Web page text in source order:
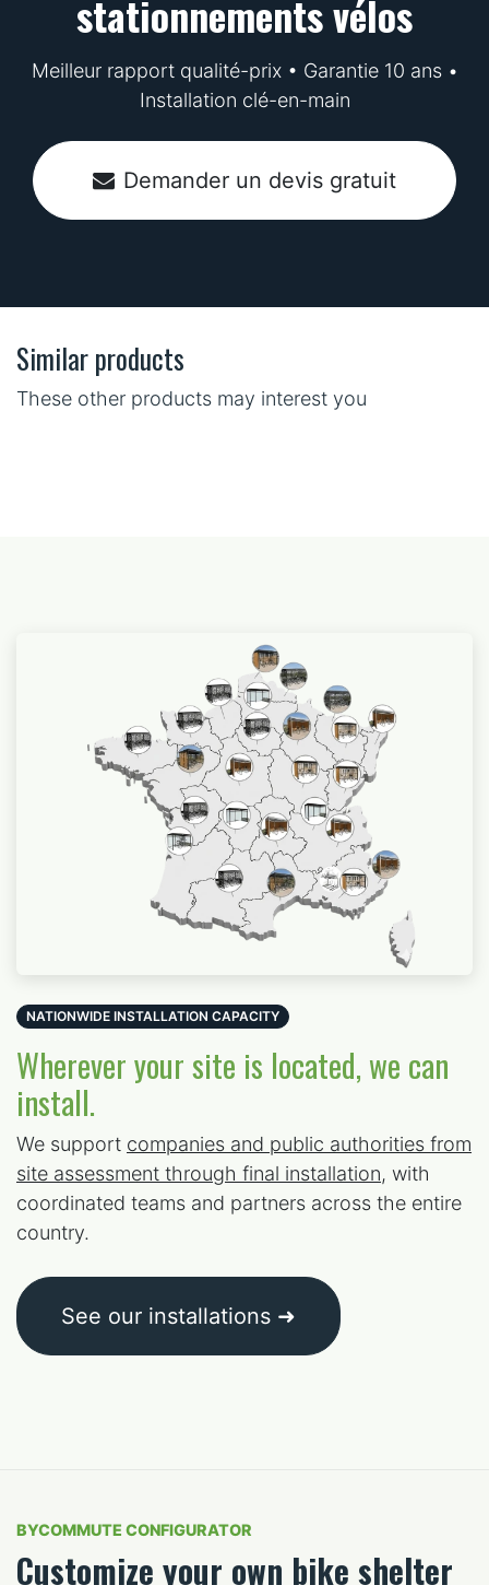
stationnements vélos
Meilleur rapport qualité-prix • Garantie 10 ans •
Installation clé-en-main
Demander un devis gratuit
Similar products
These other products may interest you
NATIONWIDE INSTALLATION CAPACITY
Wherever your site is located, we can
install.
We support companies and public authorities from
site assessment through final installation, with
coordinated teams and partners across the entire
country.
See our installations ➜
BYCOMMUTE CONFIGURATOR
Customize your own bike shelter